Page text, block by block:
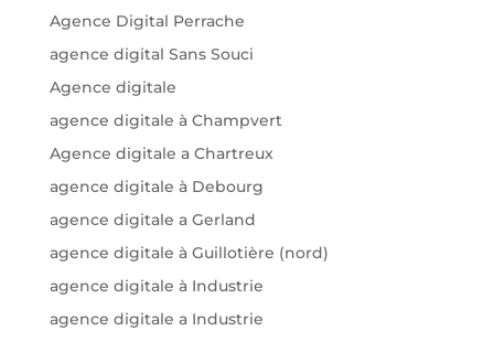
Agence Digital Perrache
agence digital Sans Souci
Agence digitale
agence digitale à Champvert
Agence digitale a Chartreux
agence digitale à Debourg
agence digitale a Gerland
agence digitale à Guillotière (nord)
agence digitale à Industrie
agence digitale a Industrie